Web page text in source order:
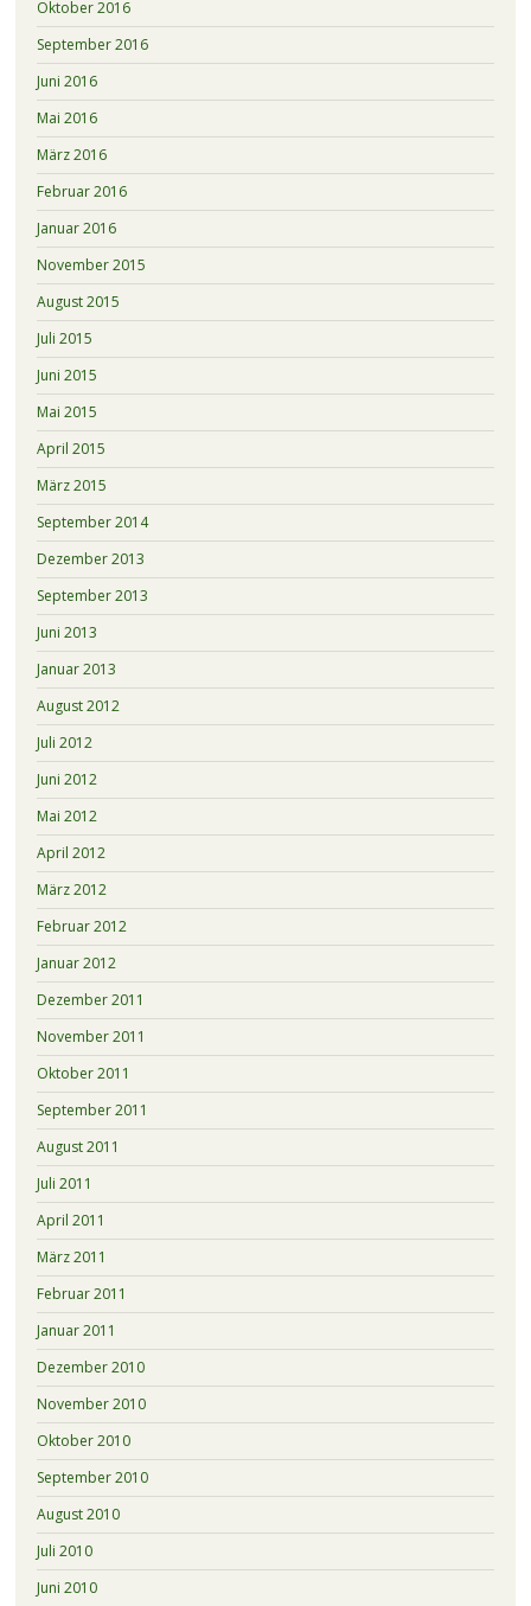
Oktober 2016
September 2016
Juni 2016
Mai 2016
März 2016
Februar 2016
Januar 2016
November 2015
August 2015
Juli 2015
Juni 2015
Mai 2015
April 2015
März 2015
September 2014
Dezember 2013
September 2013
Juni 2013
Januar 2013
August 2012
Juli 2012
Juni 2012
Mai 2012
April 2012
März 2012
Februar 2012
Januar 2012
Dezember 2011
November 2011
Oktober 2011
September 2011
August 2011
Juli 2011
April 2011
März 2011
Februar 2011
Januar 2011
Dezember 2010
November 2010
Oktober 2010
September 2010
August 2010
Juli 2010
Juni 2010